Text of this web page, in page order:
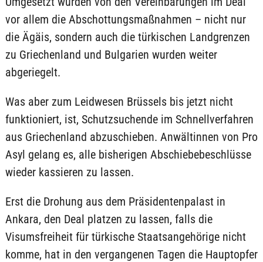
vor allem die Abschottungsmaßnahmen – nicht nur
die Ägäis, sondern auch die türkischen Landgrenzen
zu Griechenland und Bulgarien wurden weiter
abgeriegelt.
Was aber zum Leidwesen Brüssels bis jetzt nicht
funktioniert, ist, Schutzsuchende im Schnellverfahren
aus Griechenland abzuschieben. Anwältinnen von Pro
Asyl gelang es, alle bisherigen Abschiebebeschlüsse
wieder kassieren zu lassen.
Erst die Drohung aus dem Präsidentenpalast in
Ankara, den Deal platzen zu lassen, falls die
Visumsfreiheit für türkische Staatsangehörige nicht
komme, hat in den vergangenen Tagen die Hauptopfer